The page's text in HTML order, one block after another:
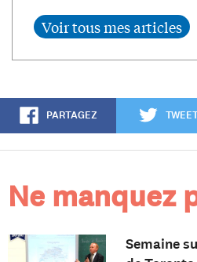
PARTAGEZ
Ne manquez
Semaine